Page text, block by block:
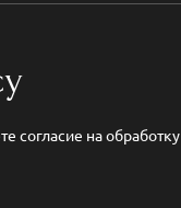
согласие на